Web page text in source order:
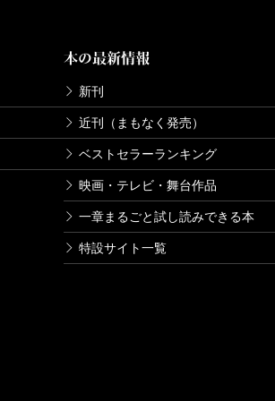
本の最新情報
新刊
近刊（まもなく発売）
ベストセラーランキング
映画・テレビ・舞台作品
一章まるごと試し読みできる本
特設サイト一覧